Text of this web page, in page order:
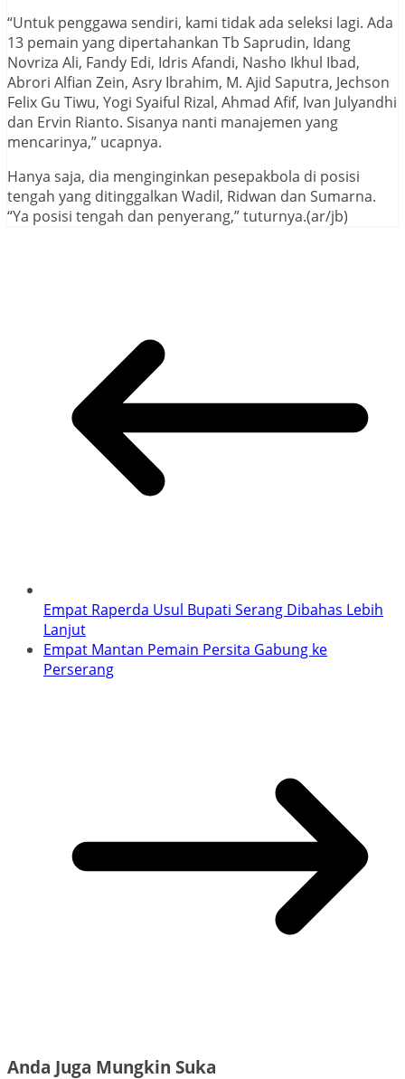
“Untuk penggawa sendiri, kami tidak ada seleksi lagi. Ada
13 pemain yang dipertahankan Tb Saprudin, Idang
Novriza Ali, Fandy Edi, Idris Afandi, Nasho Ikhul Ibad,
Abrori Alfian Zein, Asry Ibrahim, M. Ajid Saputra, Jechson
Felix Gu Tiwu, Yogi Syaiful Rizal, Ahmad Afif, Ivan Julyandhi
dan Ervin Rianto. Sisanya nanti manajemen yang
mencarinya,” ucapnya.
Hanya saja, dia menginginkan pesepakbola di posisi
tengah yang ditinggalkan Wadil, Ridwan dan Sumarna.
“Ya posisi tengah dan penyerang,” tuturnya.(ar/jb)
Empat Raperda Usul Bupati Serang Dibahas Lebih
Lanjut
Empat Mantan Pemain Persita Gabung ke
Perserang
Anda Juga Mungkin Suka